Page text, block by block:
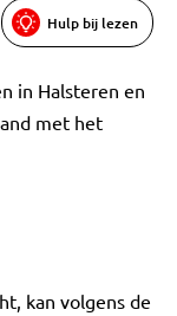
Hulp bij lezen
in Halsteren en
met het
kan volgens de